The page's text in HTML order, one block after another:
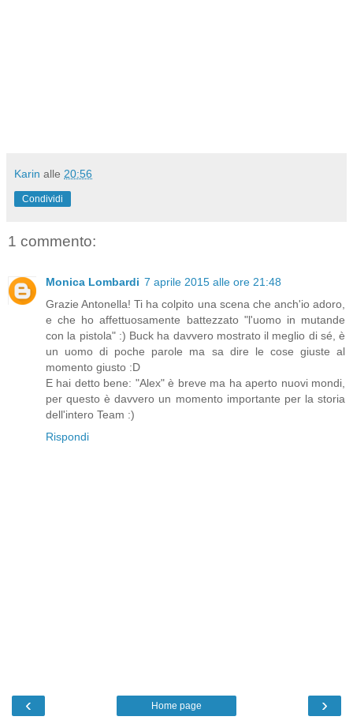
Karin alle 20:56
Condividi
1 commento:
Monica Lombardi 7 aprile 2015 alle ore 21:48
Grazie Antonella! Ti ha colpito una scena che anch'io adoro,
e che ho affettuosamente battezzato "l'uomo in mutande
con la pistola" :) Buck ha davvero mostrato il meglio di sé, è
un uomo di poche parole ma sa dire le cose giuste al
momento giusto :D
E hai detto bene: "Alex" è breve ma ha aperto nuovi mondi,
per questo è davvero un momento importante per la storia
dell'intero Team :)
Rispondi
‹ ›
Home page